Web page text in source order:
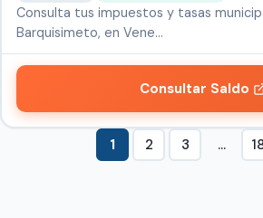
Consulta tus impuestos y tasas
Barquisimeto, en Vene…
Consultar Saldo
1 2 3 …